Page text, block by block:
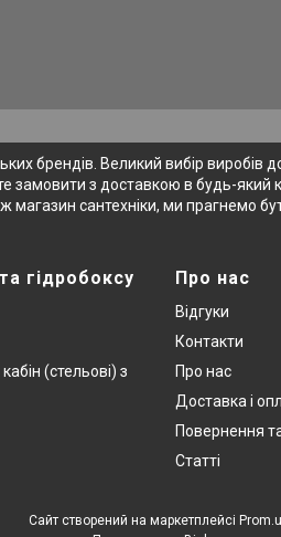
брендів. Великий вибір виробів
з доставкою в будь-який
магазин сантехніки, ми прагнемо
гідробоксу
(стельові) з
Про нас
Відгуки
Контакти
Про нас
Доставка і
Повернення
Статті
Сайт створений на маркетплейсі